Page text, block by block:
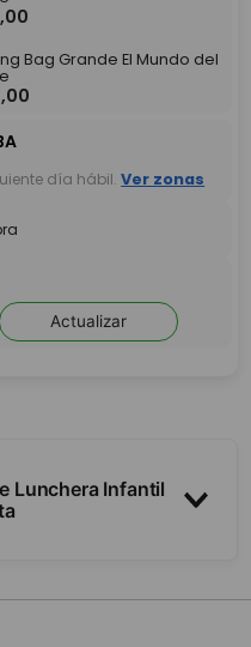
,00
Bag Grande El Mundo del
,00
día hábil. Ver zonas
Actualizar
Lunchera Infantil